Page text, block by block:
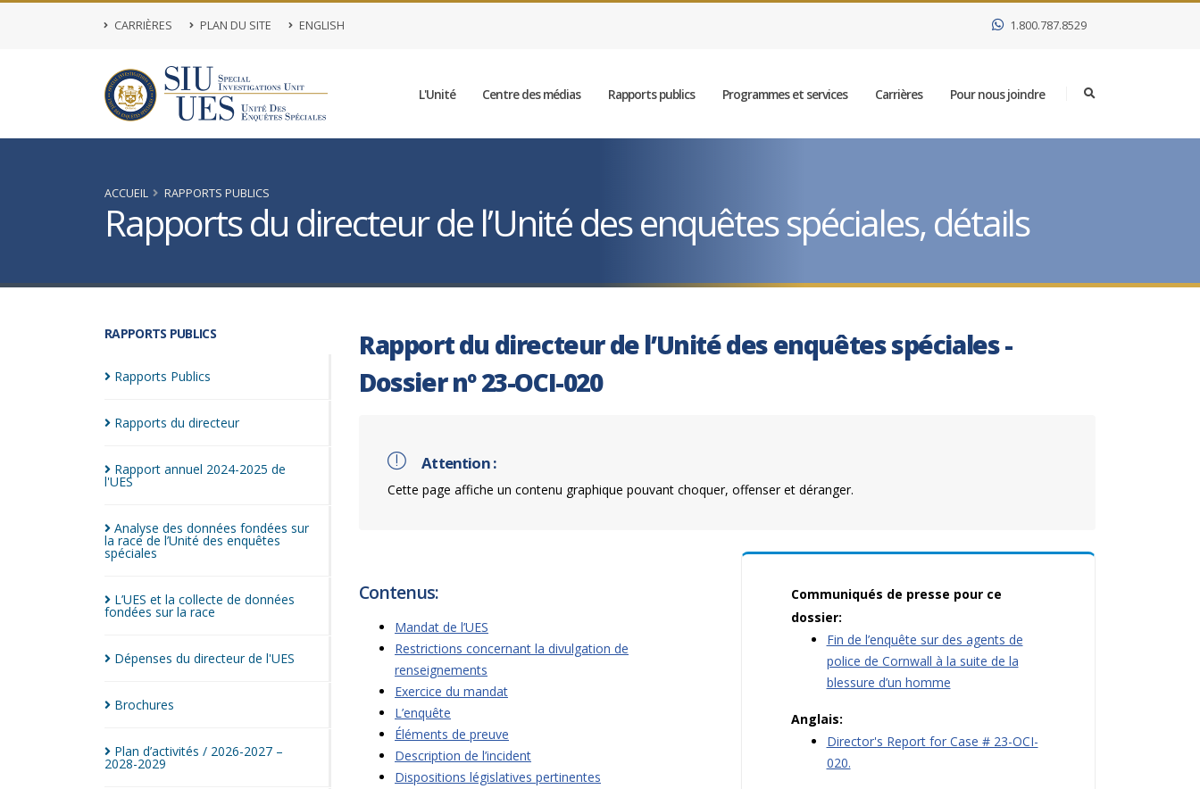
CARRIÈRES PLAN DU SITE ENGLISH 1.800.787.8529
L'Unité Centre des médias Rapports publics Programmes et services Carrières Pour nous joindre
ACCUEIL RAPPORTS PUBLICS
Rapports du directeur de l’Unité des enquêtes spéciales, détails
RAPPORTS PUBLICS
Rapports Publics
Rapports du directeur
Rapport annuel 2024-2025 de
l'UES
Analyse des données fondées sur
la race de l’Unité des enquêtes
spéciales
L’UES et la collecte de données
fondées sur la race
Dépenses du directeur de l'UES
Brochures
Plan d’activités / 2026-2027 –
2028-2029
Rapport du directeur de l’Unité des enquêtes spéciales -
Dossier nº 23-OCI-020
Attention :
Cette page affiche un contenu graphique pouvant choquer, offenser et déranger.
Contenus:
Mandat de l’UES
Restrictions concernant la divulgation de
renseignements
Exercice du mandat
L’enquête
Éléments de preuve
Description de l’incident
Dispositions législatives pertinentes
Communiqués de presse pour ce
dossier:
Fin de l’enquête sur des agents de
police de Cornwall à la suite de la
blessure d’un homme
Anglais:
Director's Report for Case # 23-OCI-
020.